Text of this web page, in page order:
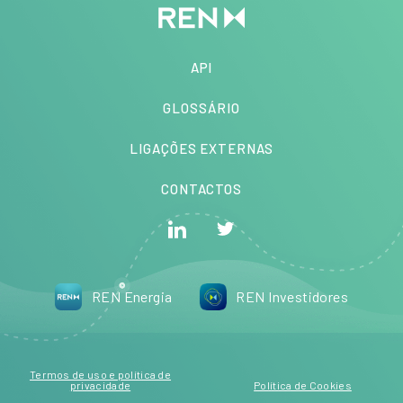
API
GLOSSÁRIO
LIGAÇÕES EXTERNAS
CONTACTOS
REN Energia REN Investidores
Termos de uso e política de
privacidade
Política de Cookies